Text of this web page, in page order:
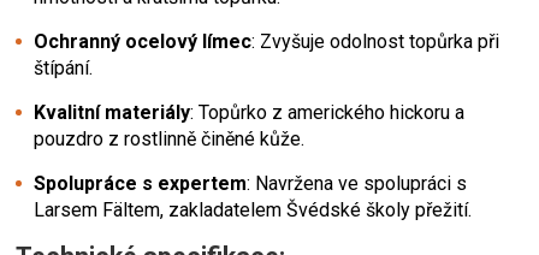
Ochranný ocelový límec: Zvyšuje odolnost topůrka při
štípání.
Kvalitní materiály: Topůrko z amerického hickoru a
pouzdro z rostlinně činěné kůže.
Spolupráce s expertem: Navržena ve spolupráci s
Larsem Fältem, zakladatelem Švédské školy přežití.